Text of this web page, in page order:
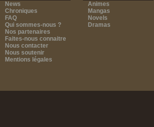
News
Chroniques
FAQ
Qui sommes-nous ?
Nos partenaires
Faites-nous connaitre
Nous contacter
Nous soutenir
Mentions légales
Animes
Mangas
Novels
Dramas